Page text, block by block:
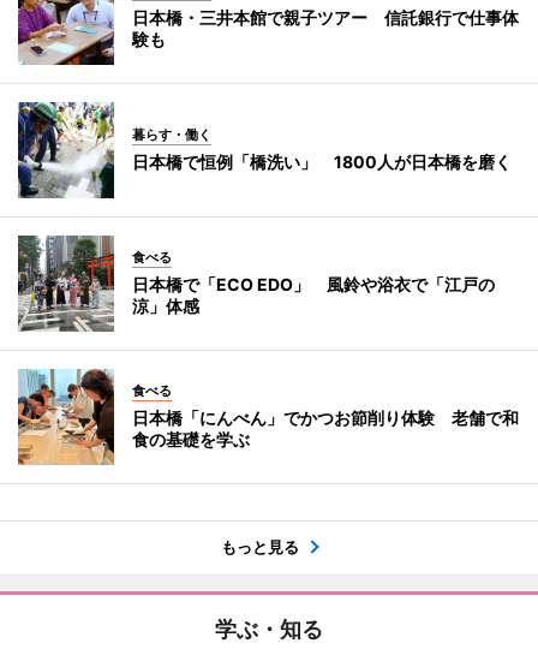
日本橋・三井本館で親子ツアー 信託銀行で仕事体
験も
暮らす・働く
日本橋で恒例「橋洗い」 1800人が日本橋を磨く
食べる
日本橋で「ECO EDO」 風鈴や浴衣で「江戸の
涼」体感
食べる
日本橋「にんべん」でかつお節削り体験 老舗で和
食の基礎を学ぶ
もっと見る
学ぶ・知る